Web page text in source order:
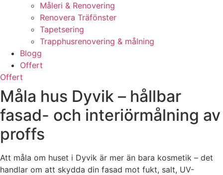
Måleri & Renovering
Renovera Träfönster
Tapetsering
Trapphusrenovering & målning
Blogg
Offert
Offert
Måla hus Dyvik – hållbar
fasad- och interiörmålning av
proffs
Att måla om huset i Dyvik är mer än bara kosmetik – det
handlar om att skydda din fasad mot fukt, salt, UV-